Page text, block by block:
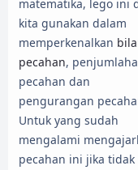
matematika, lego ini
kita gunakan dalam
memperkenalkan
pecahan,
pecahan dan
pengurangan
Untuk yang sudah
mengalami
pecahan ini jika tidak